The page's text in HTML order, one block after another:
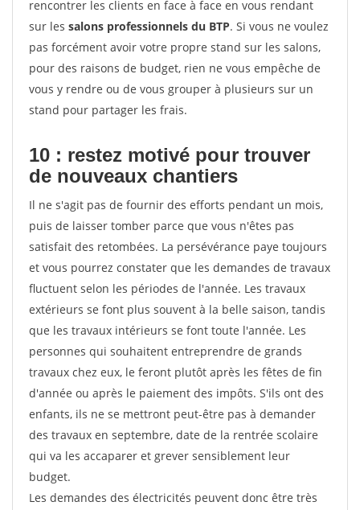
rencontrer les clients en face à face en vous rendant
sur les salons professionnels du BTP. Si vous ne voulez
pas forcément avoir votre propre stand sur les salons,
pour des raisons de budget, rien ne vous empêche de
vous y rendre ou de vous grouper à plusieurs sur un
stand pour partager les frais.
10 : restez motivé pour trouver
de nouveaux chantiers
Il ne s'agit pas de fournir des efforts pendant un mois,
puis de laisser tomber parce que vous n'êtes pas
satisfait des retombées. La persévérance paye toujours
et vous pourrez constater que les demandes de travaux
fluctuent selon les périodes de l'année. Les travaux
extérieurs se font plus souvent à la belle saison, tandis
que les travaux intérieurs se font toute l'année. Les
personnes qui souhaitent entreprendre de grands
travaux chez eux, le feront plutôt après les fêtes de fin
d'année ou après le paiement des impôts. S'ils ont des
enfants, ils ne se mettront peut-être pas à demander
des travaux en septembre, date de la rentrée scolaire
qui va les accaparer et grever sensiblement leur
budget.
Les demandes des électricités peuvent donc être très